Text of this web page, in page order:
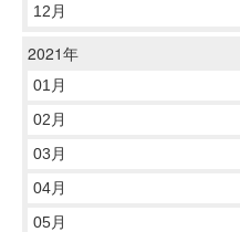
12月
2021年
01月
02月
03月
04月
05月